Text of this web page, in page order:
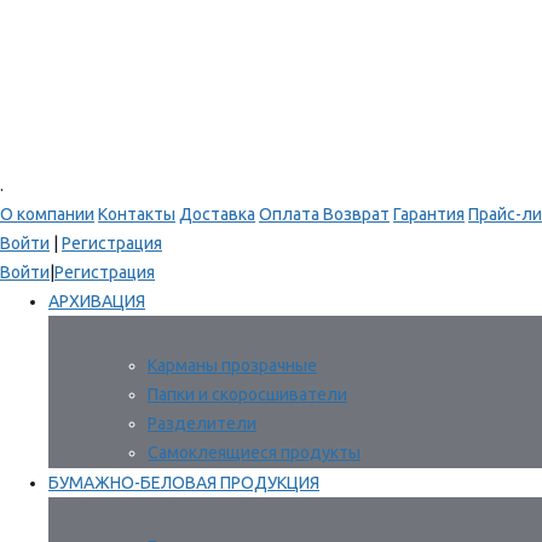
.
О компании Контакты Доставка Оплата Возврат Гарантия Прайс-
Войти
Регистрация
Войти Регистрация
АРХИВАЦИЯ
Карманы прозрачные
Папки и скоросшиватели
Разделители
Самоклеящиеся продукты
БУМАЖНО-БЕЛОВАЯ ПРОДУКЦИЯ